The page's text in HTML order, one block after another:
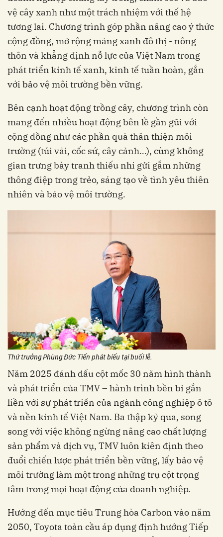
vệ cây xanh như một trách nhiệm với thế hệ
tương lai. Chương trình góp phần nâng cao ý thức
cộng đồng, mở rộng mảng xanh đô thị - nông
thôn và khẳng định nỗ lực của Việt Nam trong
phát triển kinh tế xanh, kinh tế tuần hoàn, gắn
với bảo vệ môi trường bền vững.
Bên cạnh hoạt động trồng cây, chương trình còn
mang đến nhiều hoạt động bên lề gần gũi với
cộng đồng như các phần quà thân thiện môi
trường (túi vải, cốc sứ, cây cảnh…), cùng không
gian trưng bày tranh thiếu nhi gửi gắm những
thông điệp trong trẻo, sáng tạo về tình yêu thiên
nhiên và bảo vệ môi trường.
Thứ trưởng Phùng Đức Tiến phát biểu tại buổi lễ.
Năm 2025 đánh dấu cột mốc 30 năm hình thành
và phát triển của TMV – hành trình bền bỉ gắn
liền với sự phát triển của ngành công nghiệp ô tô
và nền kinh tế Việt Nam. Ba thập kỷ qua, song
song với việc không ngừng nâng cao chất lượng
sản phẩm và dịch vụ, TMV luôn kiên định theo
đuổi chiến lược phát triển bền vững, lấy bảo vệ
môi trường làm một trong những trụ cột trọng
tâm trong mọi hoạt động của doanh nghiệp.
Hướng đến mục tiêu Trung hòa Carbon vào năm
2050, Toyota toàn cầu áp dụng định hướng Tiếp